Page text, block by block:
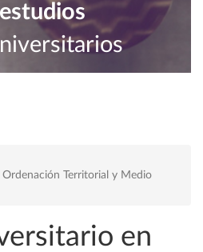
estudios
Territorial y Medio
en